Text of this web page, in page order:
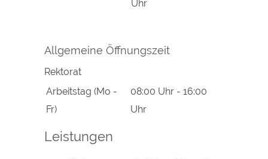
Uhr
Allgemeine Öffnungszeit
Rektorat
Arbeitstag (Mo -
Fr)
08:00 Uhr - 16:00
Uhr
Leistungen